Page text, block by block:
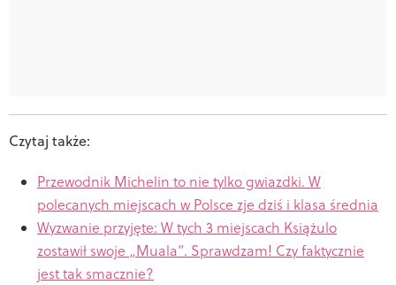
Czytaj także:
Przewodnik Michelin to nie tylko gwiazdki. W
polecanych miejscach w Polsce zje dziś i klasa średnia
Wyzwanie przyjęte: W tych 3 miejscach Książulo
zostawił swoje „Muala”. Sprawdzam! Czy faktycznie
jest tak smacznie?